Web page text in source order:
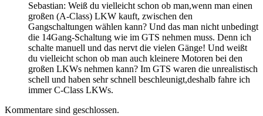
Sebastian: Weiß du vielleicht schon ob man,wenn man einen
großen (A-Class) LKW kauft, zwischen den
Gangschaltungen wählen kann? Und das man nicht unbedingt
die 14Gang-Schaltung wie im GTS nehmen muss. Denn ich
schalte manuell und das nervt die vielen Gänge! Und weißt
du vielleicht schon ob man auch kleinere Motoren bei den
großen LKWs nehmen kann? Im GTS waren die unrealistisch
schell und haben sehr schnell beschleunigt,deshalb fahre ich
immer C-Class LKWs.
Kommentare sind geschlossen.